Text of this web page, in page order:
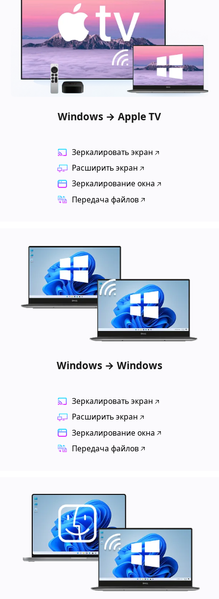
Windows → Apple TV
Зеркалировать экран
Расширить экран
Зеркалирование окна
Передача файлов
Windows → Windows
Зеркалировать экран
Расширить экран
Зеркалирование окна
Передача файлов